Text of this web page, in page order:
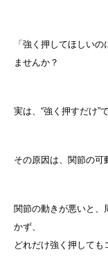
「強く押してほしい
ませんか？
実は、“強く押すだけ”
その原因は、関節の可
関節の動きが悪いと、
かず、
どれだけ強く押しても